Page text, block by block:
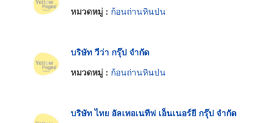
หมวดหมู่ : ก้อนถ่านหินป่น
บริษัท วีว่า กรุ๊ป จำกัด
หมวดหมู่ : ก้อนถ่านหินป่น
บริษัท ไทย อัลเทอเนทีฟ เอ็นเนอร์ยี กรุ๊ป จำกัด